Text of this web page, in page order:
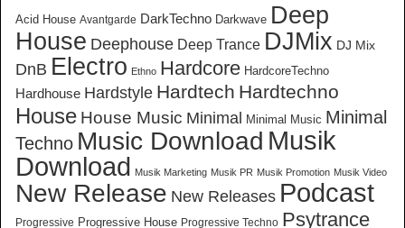
Acid House Avantgarde DarkTechno Darkwave Deep
House Deephouse Deep Trance DJMix DJ Mix
DnB Electro Ethno Hardcore HardcoreTechno
Hardhouse Hardstyle Hardtech Hardtechno
House House Music Minimal Minimal Music Minimal
Techno Music Download Musik
Download
Musik Marketing Musik PR Musik Promotion Musik Video
New Release New Releases Podcast
Progressive Progressive House Progressive Techno Psytrance